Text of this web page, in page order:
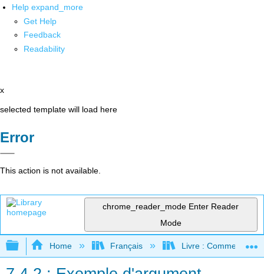
Help expand_more
Get Help
Feedback
Readability
x
selected template will load here
Error
This action is not available.
chrome_reader_mode Enter Reader
Mode
Expand/collapse global hierarchy
Home Français Livre : Comment